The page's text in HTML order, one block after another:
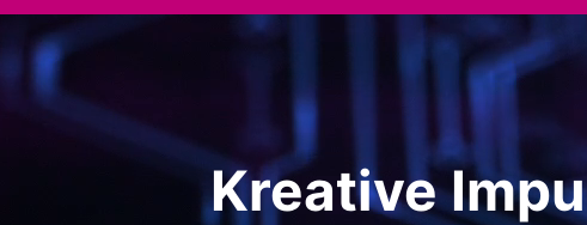
Kreative